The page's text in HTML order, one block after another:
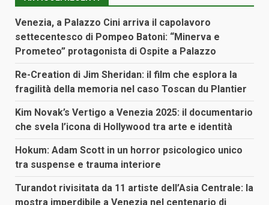
Venezia, a Palazzo Cini arriva il capolavoro
settecentesco di Pompeo Batoni: “Minerva e
Prometeo” protagonista di Ospite a Palazzo
Re-Creation di Jim Sheridan: il film che esplora la
fragilità della memoria nel caso Toscan du Plantier
Kim Novak’s Vertigo a Venezia 2025: il documentario
che svela l’icona di Hollywood tra arte e identità
Hokum: Adam Scott in un horror psicologico unico
tra suspense e trauma interiore
Turandot rivisitata da 11 artiste dell’Asia Centrale: la
mostra imperdibile a Venezia nel centenario di